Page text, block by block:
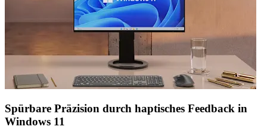
Spürbare Präzision durch haptisches Feedback in
Windows 11